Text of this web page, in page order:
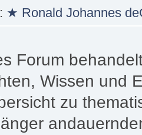
bodhie.eu ★
Forum
Wissen und
zu